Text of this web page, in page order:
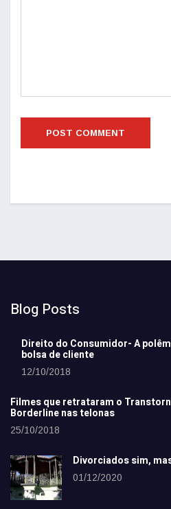
Blog Posts
Direito do Consumidor- A
bolsa de cliente
12/10/2018
Filmes que retrataram o
Borderline nas telonas
25/10/2018
Divorciados sim,
01/12/2020